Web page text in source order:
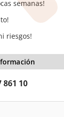
semanas!
riesgos!
861 10